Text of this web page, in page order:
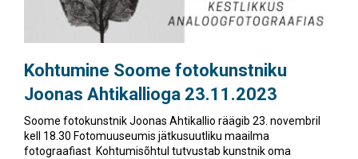
Kohtumine Soome fotokunstniku
Joonas Ahtikallioga 23.11.2023
Soome fotokunstnik Joonas Ahtikallio räägib 23. novembril
kell 18.30 Fotomuuseumis jätkusuutliku maailma
fotograafiast Kohtumisõhtul tutvustab kunstnik oma